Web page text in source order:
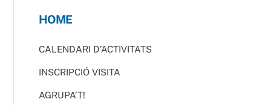
HOME
CALENDARI D’ACTIVITATS
INSCRIPCIÓ VISITA
AGRUPA’T!